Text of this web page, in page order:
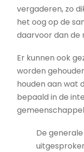
vergaderen, zo
het oog op de
daarvoor dan de
Er kunnen ook
worden
houden aan wat
bepaald in de
De